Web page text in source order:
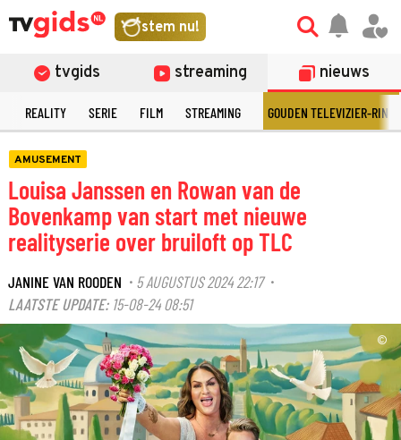
stem nu!
tvgids streaming nieuws
REALITY SERIE FILM STREAMING GOUDEN TELEVIZIER-RING
AMUSEMENT
Louisa Janssen en Rowan van de
Bovenkamp van start met nieuwe
realityserie over bruiloft op TLC
JANINE VAN ROODEN · 5 AUGUSTUS 2024 22:17·
LAATSTE UPDATE: 15-08-24 08:51
©